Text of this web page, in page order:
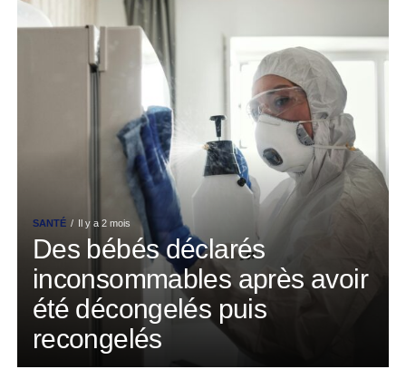
SANTÉ Il y a 2 mois
Des bébés déclarés
inconsommables après avoir
été décongelés puis
recongelés